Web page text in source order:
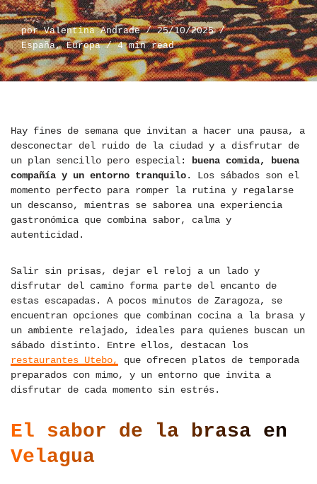
porValentina Andrade
25/10/2025
España,Europa 4 min read
Hay fines de semana que invitan a hacer una pausa, a
desconectar del ruido de la ciudad y a disfrutar de
un plan sencillo pero especial: buena comida, buena
compañía y un entorno tranquilo. Los sábados son el
momento perfecto para romper la rutina y regalarse
un descanso, mientras se saborea una experiencia
gastronómica que combina sabor, calma y
autenticidad.
Salir sin prisas, dejar el reloj a un lado y
disfrutar del camino forma parte del encanto de
estas escapadas. A pocos minutos de Zaragoza, se
encuentran opciones que combinan cocina a la brasa y
un ambiente relajado, ideales para quienes buscan un
sábado distinto. Entre ellos, destacan los
restaurantes Utebo,
que ofrecen platos de temporada
preparados con mimo, y un entorno que invita a
disfrutar de cada momento sin estrés.
El sabor de la brasa en
Velagua